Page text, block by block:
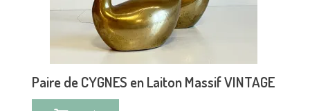
Paire de CYGNES en Laiton Massif VINTAGE